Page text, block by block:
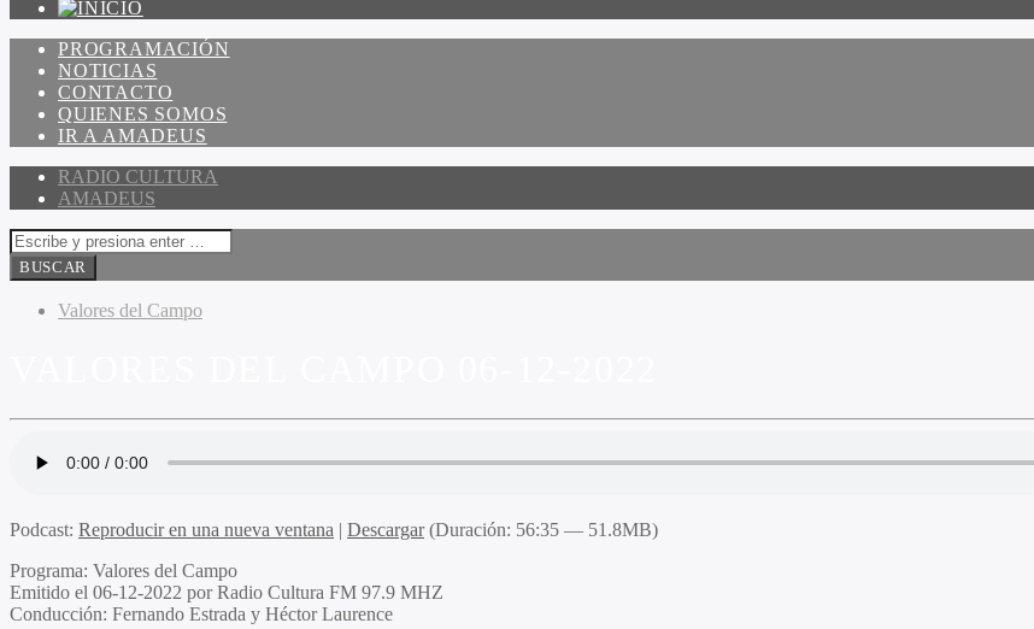
PROGRAMACIÓN
NOTICIAS
CONTACTO
QUIENES SOMOS
IR A AMADEUS
RADIO CULTURA
AMADEUS
Valores del Campo
Podcast: Reproducir en una nueva ventana | Descargar(Duración: 56:35 — 51.8MB)
Programa: Valores del Campo
Emitido el 06-12-2022 por Radio Cultura FM 97.9 MHZ
Conducción: Fernando Estrada y Héctor Laurence